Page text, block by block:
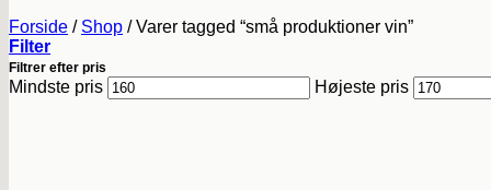
Forside / Shop /Varer tagged “små produktioner vin”
Filter
Filtrer efter pris
Mindste pris Højeste pris